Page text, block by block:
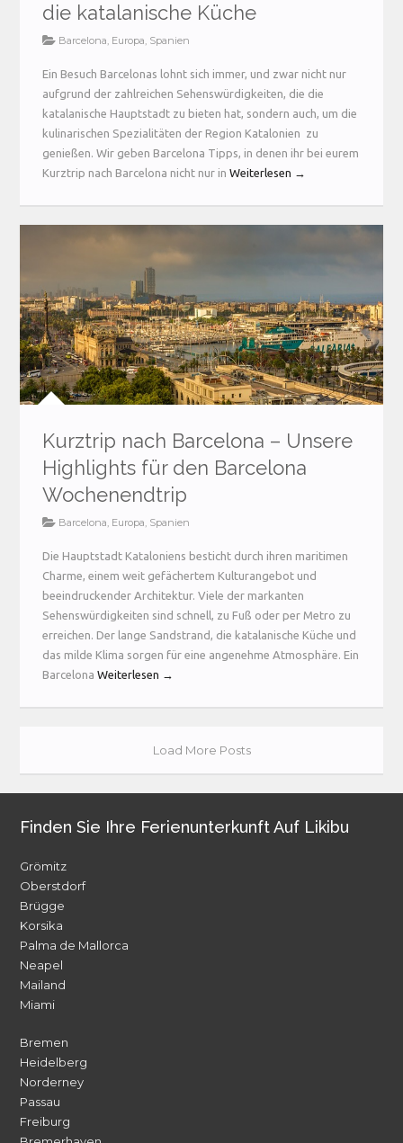
die katalanische Küche
Barcelona, Europa, Spanien
Ein Besuch Barcelonas lohnt sich immer, und zwar nicht nur
aufgrund der zahlreichen Sehenswürdigkeiten, die die
katalanische Hauptstadt zu bieten hat, sondern auch, um die
kulinarischen Spezialitäten der Region Katalonien zu
genießen. Wir geben Barcelona Tipps, in denen ihr bei eurem
Kurztrip nach Barcelona nicht nur inWeiterlesen →
Kurztrip nach Barcelona – Unsere
Highlights für den Barcelona
Wochenendtrip
Barcelona, Europa, Spanien
Die Hauptstadt Kataloniens besticht durch ihren maritimen
Charme, einem weit gefächertem Kulturangebot und
beeindruckender Architektur. Viele der markanten
Sehenswürdigkeiten sind schnell, zu Fuß oder per Metro zu
erreichen. Der lange Sandstrand, die katalanische Küche und
das milde Klima sorgen für eine angenehme Atmosphäre. Ein
BarcelonaWeiterlesen →
Load More Posts
Finden Sie Ihre Ferienunterkunft Auf Likibu
Grömitz
Oberstdorf
Brügge
Korsika
Palma de Mallorca
Neapel
Mailand
Miami
Bremen
Heidelberg
Norderney
Passau
Freiburg